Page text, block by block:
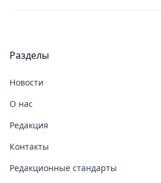
Разделы
Новости
О нас
Редакция
Контакты
Редакционные стандарты